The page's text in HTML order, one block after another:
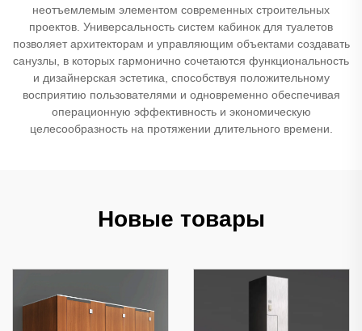
неотъемлемым элементом современных строительных
проектов. Универсальность систем кабинок для туалетов
позволяет архитекторам и управляющим объектами создавать
санузлы, в которых гармонично сочетаются функциональность
и дизайнерская эстетика, способствуя положительному
восприятию пользователями и одновременно обеспечивая
операционную эффективность и экономическую
целесообразность на протяжении длительного времени.
Новые товары